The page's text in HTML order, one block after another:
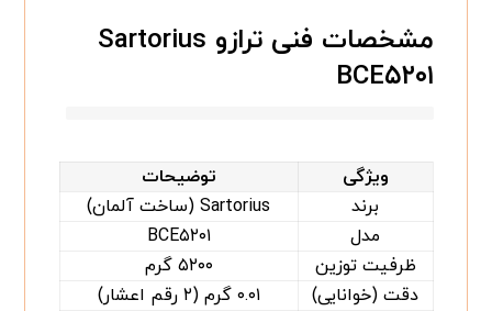
مشخصات فنی ترازو Sartorius
BCE۵۲۰۱
ویژگی
توضیحات
برند
Sartorius (ساخت آلمان)
مدل
BCE۵۲۰۱
ظرفیت توزین
۵۲۰۰ گرم
دقت (خوانایی)
۰.۰۱ گرم (۲ رقم اعشار)